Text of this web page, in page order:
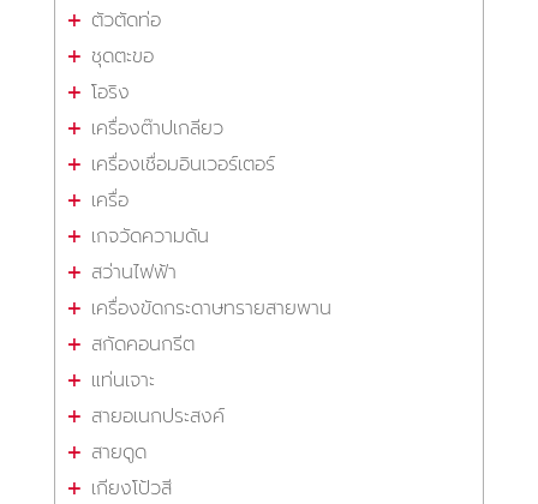
ตัวตัดท่อ
ชุดตะขอ
โอริง
เครื่องต๊าปเกลียว
เครื่องเชื่อมอินเวอร์เตอร์
เครื่อ
เกจวัดความดัน
สว่านไฟฟ้า
เครื่องขัดกระดาษทรายสายพาน
สกัดคอนกรีต
แท่นเจาะ
สายอเนกประสงค์
สายดูด
เกียงโป้วสี